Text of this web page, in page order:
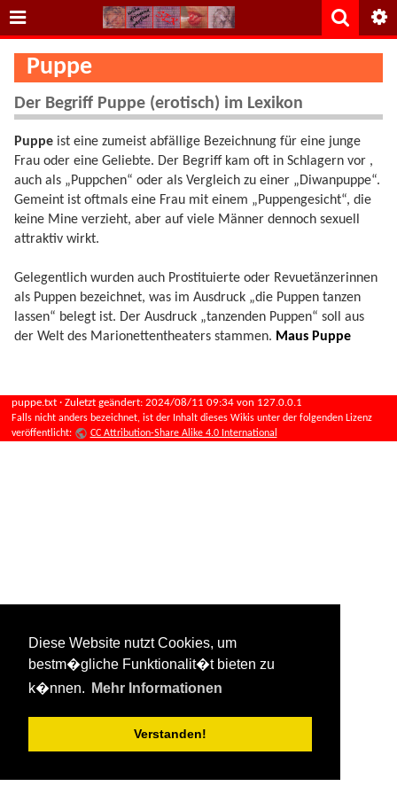
Diese Website nutzt Cookies, um
bestm�gliche Funktionalit�t bieten zu
k�nnen.
Mehr Informationen
Verstanden!
Puppe
Der Begriff Puppe (erotisch) im Lexikon
Puppe ist eine zumeist abfällige Bezeichnung für eine junge
Frau oder eine Geliebte. Der Begriff kam oft in Schlagern vor ,
auch als „Puppchen“ oder als Vergleich zu einer „Diwanpuppe“.
Gemeint ist oftmals eine Frau mit einem „Puppengesicht“, die
keine Mine verzieht, aber auf viele Männer dennoch sexuell
attraktiv wirkt.
Gelegentlich wurden auch Prostituierte oder Revuetänzerinnen
als Puppen bezeichnet, was im Ausdruck „die Puppen tanzen
lassen“ belegt ist. Der Ausdruck „tanzenden Puppen“ soll aus
der Welt des Marionettentheaters stammen. Maus Puppe
puppe.txt · Zuletzt geändert: 2024/08/11 09:34 von 127.0.0.1
Falls nicht anders bezeichnet, ist der Inhalt dieses Wikis unter der folgenden Lizenz
veröffentlicht:
CC Attribution-Share Alike 4.0 International